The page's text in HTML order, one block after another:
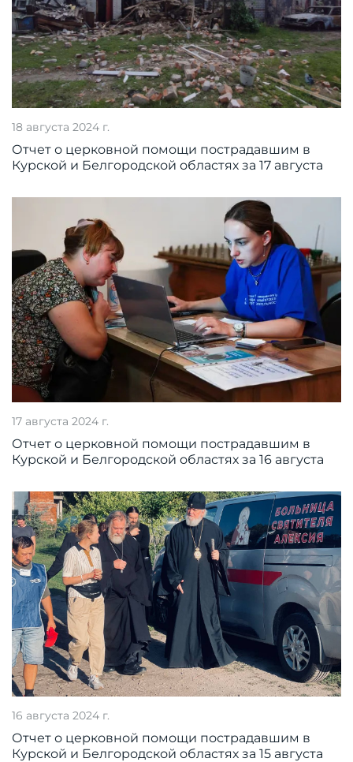
18 августа 2024 г.
Отчет о церковной помощи пострадавшим в
Курской и Белгородской областях за 17 августа
17 августа 2024 г.
Отчет о церковной помощи пострадавшим в
Курской и Белгородской областях за 16 августа
16 августа 2024 г.
Отчет о церковной помощи пострадавшим в
Курской и Белгородской областях за 15 августа